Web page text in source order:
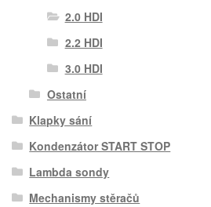
2.0 HDI
2.2 HDI
3.0 HDI
Ostatní
Klapky sání
Kondenzátor START STOP
Lambda sondy
Mechanismy stěračů